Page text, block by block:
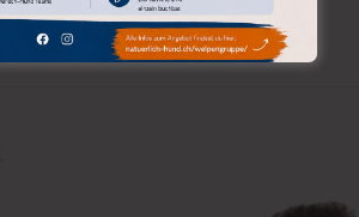
THEMENGRUPPEN
hjmc,j,cjv cxy xy x fy xx123